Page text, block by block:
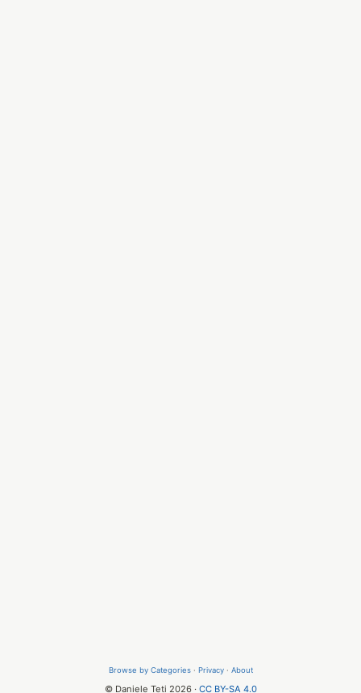
Browse by Categories· Privacy· About
© Daniele Teti 2026 · CC BY-SA 4.0